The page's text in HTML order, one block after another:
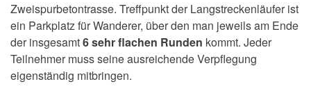
Zweispurbetontrasse. Treffpunkt der Langstreckenläufer ist
ein Parkplatz für Wanderer, über den man jeweils am Ende
der insgesamt6 sehr flachen Runden kommt. Jeder
Teilnehmer muss seine ausreichende Verpflegung
eigenständig mitbringen.